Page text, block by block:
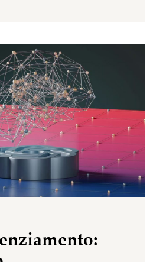
nelle
di lavoro: in che
può giustificare la
di una posizione
il conseguente
del dipendente?